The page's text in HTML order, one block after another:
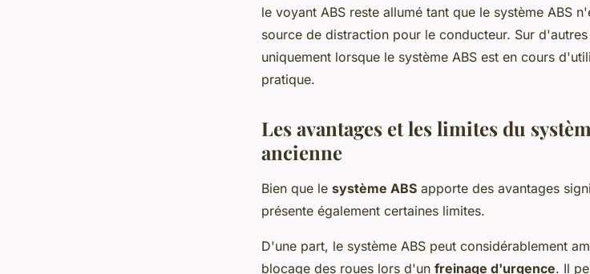
le voyant ABS reste allumé tant que le système ABS
source de distraction pour le conducteur. Sur
uniquement lorsque le système ABS est en cours
pratique.
Les avantages et les limites du
ancienne
Bien que le système ABS apporte des avantages
présente également certaines limites.
D'une part, le système ABS peut considérablement
blocage des roues lors d'un freinage d'urgence. Il